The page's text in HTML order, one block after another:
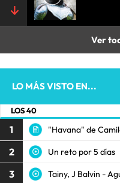
Ver
LO MÁS VISTO EN...
LOS 40
1 "Havana" de
2 Un reto por 5 días
3 Tainy, J Balvin -